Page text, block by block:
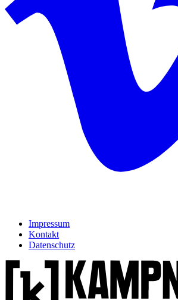
Impressum
Kontakt
Datenschutz